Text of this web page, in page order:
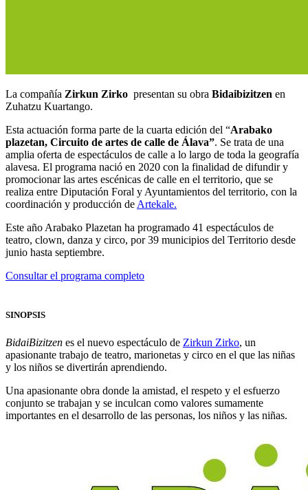
La compañía Zirkun Zirko presentan su obra Bidaibizitzen en
Zuhatzu Kuartango.
Esta actuación forma parte de la cuarta edición del “Arabako
plazetan, Circuito de artes de calle de Álava”. Se trata de una
amplia oferta de espectáculos de calle a lo largo de toda la geografía
alavesa. El programa nació en 2020 con la finalidad de difundir y
promocionar las artes escénicas de calle en el territorio, que se
realiza entre Diputación Foral y Ayuntamientos del territorio, con la
coordinación y producción de Artekale.
Este año Arabako Plazetan ha programado 41 espectáculos de
teatro, clown, danza y circo, por 39 municipios del Territorio desde
junio hasta septiembre.
Consultar el programa completo
SINOPSIS
BidaiBizitzen es el nuevo espectáculo de Zirkun Zirko, un
apasionante trabajo de teatro, marionetas y circo en el que las niñas
y los niños se divertirán aprendiendo.
Una apasionante obra donde la amistad, el respeto y el esfuerzo
conjunto se trabajan y se inculcan como valores sumamente
importantes en el desarrollo de las personas, los niños y las niñas.